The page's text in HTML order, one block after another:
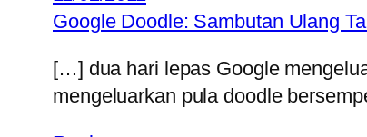
Google Doodle: Sambutan Ulang
[…] dua hari lepas Google
mengeluarkan pula doodle